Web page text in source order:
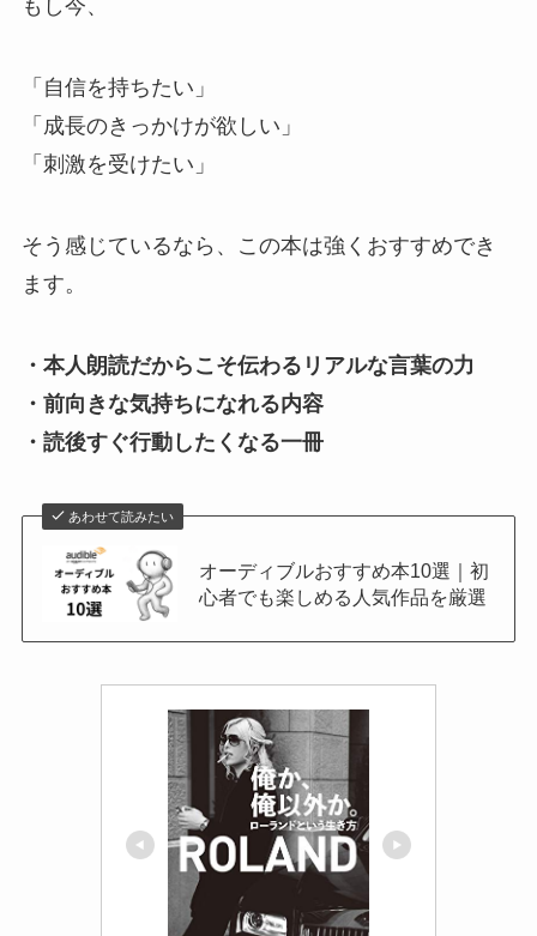
もし今、
「自信を持ちたい」
「成長のきっかけが欲しい」
「刺激を受けたい」
そう感じているなら、この本は強くおすすめでき
ます。
・本人朗読だからこそ伝わるリアルな言葉の力
・前向きな気持ちになれる内容
・読後すぐ行動したくなる一冊
あわせて読みたい
オーディブルおすすめ本10選｜初
心者でも楽しめる人気作品を厳選